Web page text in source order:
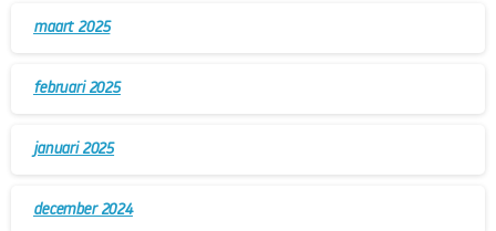
maart 2025
februari 2025
januari 2025
december 2024